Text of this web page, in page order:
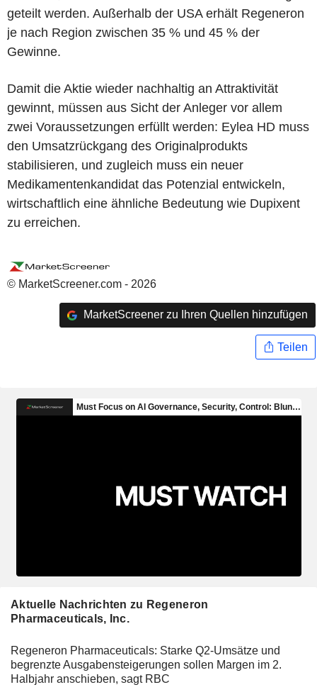
geteilt werden. Außerhalb der USA erhält Regeneron
je nach Region zwischen 35 % und 45 % der
Gewinne.
Damit die Aktie wieder nachhaltig an Attraktivität
gewinnt, müssen aus Sicht der Anleger vor allem
zwei Voraussetzungen erfüllt werden: Eylea HD muss
den Umsatzrückgang des Originalprodukts
stabilisieren, und zugleich muss ein neuer
Medikamentenkandidat das Potenzial entwickeln,
wirtschaftlich eine ähnliche Bedeutung wie Dupixent
zu erreichen.
© MarketScreener.com - 2026
MarketScreener zu Ihren Quellen hinzufügen
Teilen
Aktuelle Nachrichten zu Regeneron
Pharmaceuticals, Inc.
Regeneron Pharmaceuticals: Starke Q2-Umsätze und
begrenzte Ausgabensteigerungen sollen Margen im 2.
Halbjahr anschieben, sagt RBC